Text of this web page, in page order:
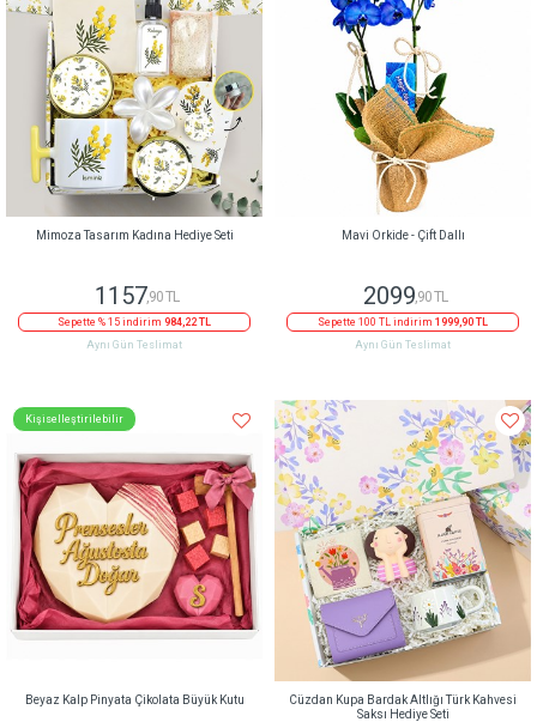
Mimoza Tasarım Kadına Hediye Seti
1157,90 TL
Sepette % 15 indirim 984,22 TL
Aynı Gün Teslimat
Mavi Orkide - Çift Dallı
2099,90 TL
Sepette 100 TL indirim 1999,90 TL
Aynı Gün Teslimat
Kişiselleştirilebilir
Beyaz Kalp Pinyata Çikolata Büyük Kutu
Cüzdan Kupa Bardak Altlığı Türk Kahvesi
Saksı Hediye Seti